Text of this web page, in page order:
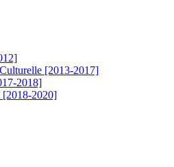
[2013-2017]
2018]
[2018-2020]